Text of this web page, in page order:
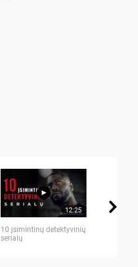
12:25
10 įsimintinų detektyvinių
serialų